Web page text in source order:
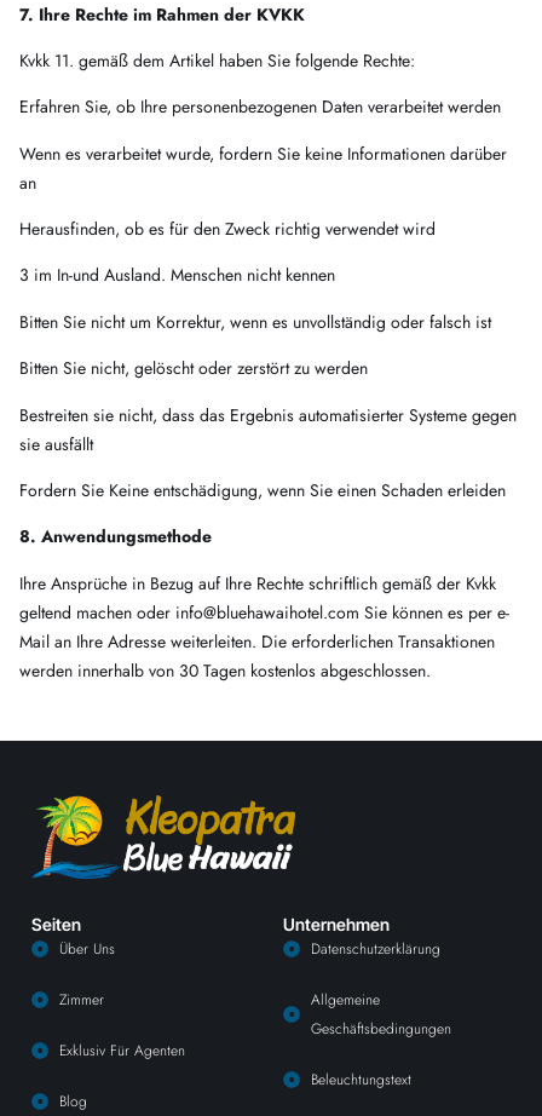
7. Ihre Rechte im Rahmen der KVKK
Kvkk 11. gemäß dem Artikel haben Sie folgende Rechte:
Erfahren Sie, ob Ihre personenbezogenen Daten verarbeitet werden
Wenn es verarbeitet wurde, fordern Sie keine Informationen darüber
an
Herausfinden, ob es für den Zweck richtig verwendet wird
3 im In-und Ausland. Menschen nicht kennen
Bitten Sie nicht um Korrektur, wenn es unvollständig oder falsch ist
Bitten Sie nicht, gelöscht oder zerstört zu werden
Bestreiten sie nicht, dass das Ergebnis automatisierter Systeme gegen
sie ausfällt
Fordern Sie Keine entschädigung, wenn Sie einen Schaden erleiden
8. Anwendungsmethode
Ihre Ansprüche in Bezug auf Ihre Rechte schriftlich gemäß der Kvkk
geltend machen oder info@bluehawaihotel.com Sie können es per e-
Mail an Ihre Adresse weiterleiten. Die erforderlichen Transaktionen
werden innerhalb von 30 Tagen kostenlos abgeschlossen.
Seiten
Über Uns
Zimmer
Exklusiv Für Agenten
Blog
Unternehmen
Datenschutzerklärung
Allgemeine
Geschäftsbedingungen
Beleuchtungstext